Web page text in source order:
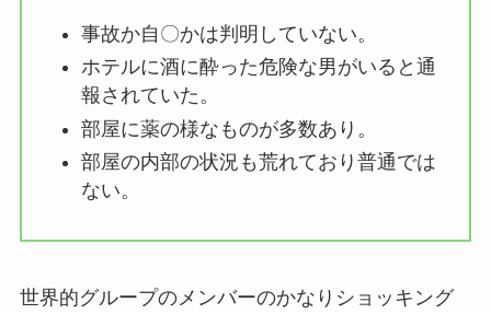
事故か自〇かは判明していない。
ホテルに酒に酔った危険な男がいると通
報されていた。
部屋に薬の様なものが多数あり。
部屋の内部の状況も荒れており普通では
ない。
世界的グループのメンバーのかなりショッキング